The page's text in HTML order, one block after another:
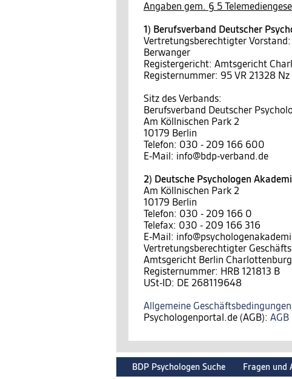
Angaben gem. § 5
1) Berufsverband Deutscher
Vertretungsberechtigter
Berwanger
Registergericht: Amtsgericht
Registernummer: 95 VR 21328 Nz
Sitz des Verbands:
Berufsverband Deutscher
Am Köllnischen Park 2
10179 Berlin
Telefon: 030 - 209 166 600
E-Mail: info@bdp-verband.de
2) Deutsche Psychologen
Am Köllnischen Park 2
10179 Berlin
Telefon: 030 - 209 166 0
Telefax: 030 - 209 166 316
E-Mail:
Vertretungsberechtigter
Amtsgericht Berlin Charlottenburg
Registernummer: HRB 121813 B
USt-ID: DE 268119648
Allgemeine Geschäftsbedingungen
Psychologenportal.de (AGB): AGB
BDP Psychologen Suche Fragen und